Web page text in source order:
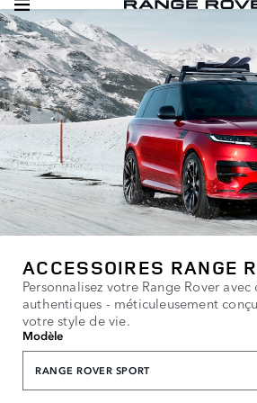
ACCESSOIRES RANGE
Personnalisez votre Range Rover avec
authentiques - méticuleusement
votre style de vie.
Modèle
RANGE ROVER SPORT